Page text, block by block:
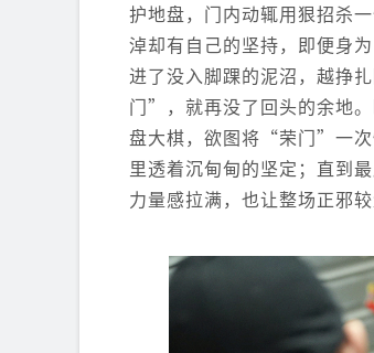
护地盘，门内动辄用狠招杀
淖却有自己的坚持，即便身
进了没入脚踝的泥沼，越挣
门”，就再没了回头的余地
盘大棋，欲图将“荣门”一
里透着沉甸甸的坚定；直到
力量感拉满，也让整场正邪